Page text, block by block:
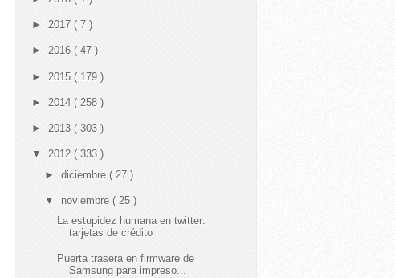
► 2017 ( 7 )
► 2016 ( 47 )
► 2015 ( 179 )
► 2014 ( 258 )
► 2013 ( 303 )
▼ 2012 ( 333 )
► diciembre ( 27 )
▼ noviembre ( 25 )
La estupidez humana en twitter:
tarjetas de crédito
Puerta trasera en firmware de
Samsung para impreso...